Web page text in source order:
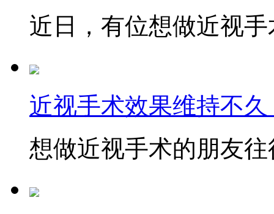
近日，有位想做近视
近视手术效果维持不
想做近视手术的朋友